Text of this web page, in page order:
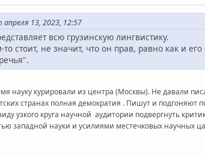
13, 2023, 12:57
всю грузинскую лингвистику.
то стоит, не значит, что он прав, равно как и
науку курировали из центра (Москвы). Не давали
странах полная демократия . Пишут и подгоняют
узкого круга научной аудитории подвергнуть
западной науки и усилиями местечковых научных